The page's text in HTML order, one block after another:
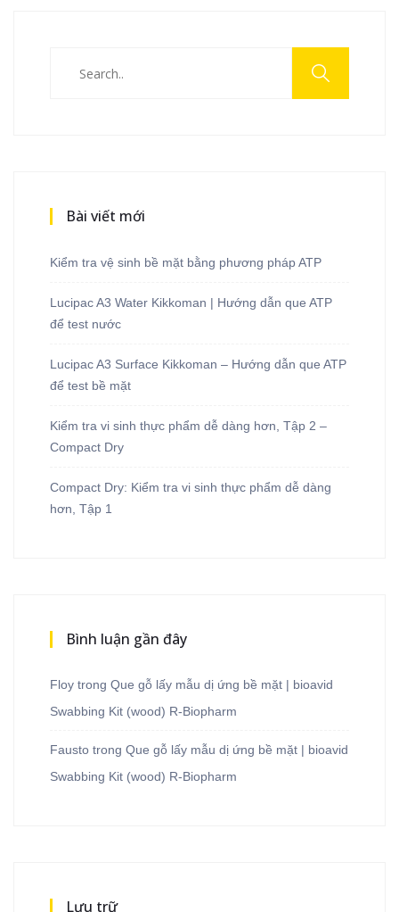
Bài viết mới
Kiểm tra vệ sinh bề mặt bằng phương pháp ATP
Lucipac A3 Water Kikkoman | Hướng dẫn que ATP
để test nước
Lucipac A3 Surface Kikkoman – Hướng dẫn que ATP
để test bề mặt
Kiểm tra vi sinh thực phẩm dễ dàng hơn, Tập 2 –
Compact Dry
Compact Dry: Kiểm tra vi sinh thực phẩm dễ dàng
hơn, Tập 1
Bình luận gần đây
Floy trong Que gỗ lấy mẫu dị ứng bề mặt | bioavid
Swabbing Kit (wood) R-Biopharm
Fausto trong Que gỗ lấy mẫu dị ứng bề mặt | bioavid
Swabbing Kit (wood) R-Biopharm
Lưu trữ